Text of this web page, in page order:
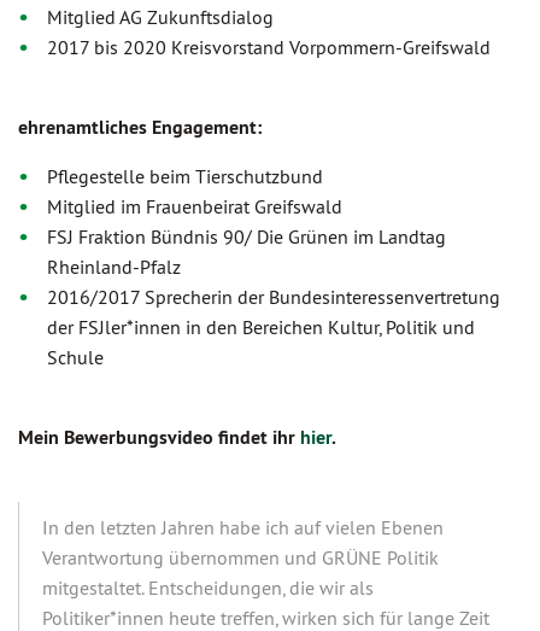
Mitglied AG Zukunftsdialog
2017 bis 2020 Kreisvorstand Vorpommern-Greifswald
ehrenamtliches Engagement:
Pflegestelle beim Tierschutzbund
Mitglied im Frauenbeirat Greifswald
FSJ Fraktion Bündnis 90/ Die Grünen im Landtag
Rheinland-Pfalz
2016/2017 Sprecherin der Bundesinteressenvertretung
der FSJler*innen in den Bereichen Kultur, Politik und
Schule
Mein Bewerbungsvideo findet ihrhier.
In den letzten Jahren habe ich auf vielen Ebenen
Verantwortung übernommen und GRÜNE Politik
mitgestaltet. Entscheidungen, die wir als
Politiker*innen heute treffen, wirken sich für lange Zeit